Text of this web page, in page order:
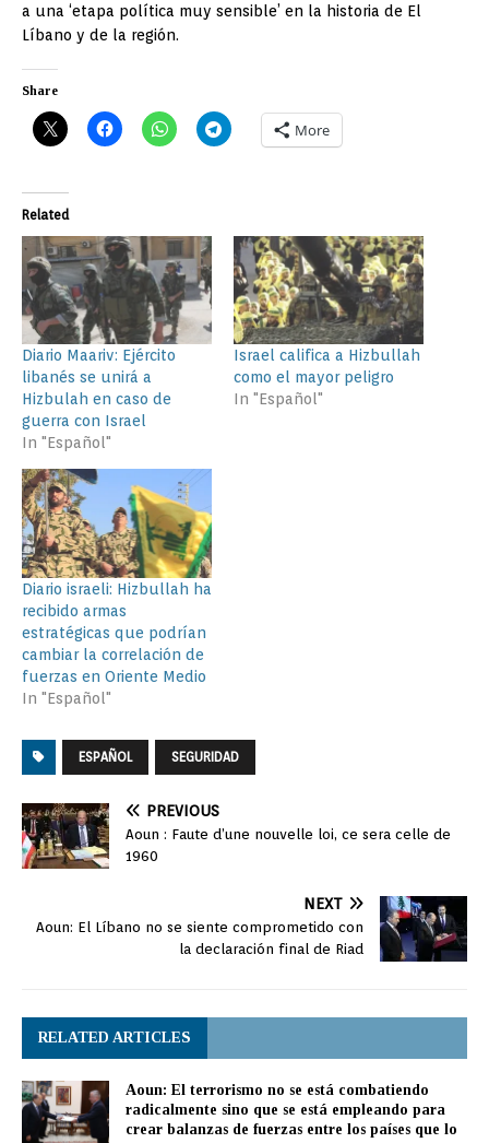
a una ‘etapa política muy sensible’ en la historia de El
Líbano y de la región.
Share
More
Related
Diario Maariv: Ejército
libanés se unirá a
Hizbulah en caso de
guerra con Israel
In "Español"
Israel califica a Hizbullah
como el mayor peligro
In "Español"
Diario israeli: Hizbullah ha
recibido armas
estratégicas que podrían
cambiar la correlación de
fuerzas en Oriente Medio
In "Español"
ESPAÑOL SEGURIDAD
PREVIOUS
Aoun : Faute d’une nouvelle loi, ce sera celle de
1960
NEXT
Aoun: El Líbano no se siente comprometido con
la declaración final de Riad
RELATED ARTICLES
Aoun: El terrorismo no se está combatiendo
radicalmente sino que se está empleando para
crear balanzas de fuerzas entre los países que lo